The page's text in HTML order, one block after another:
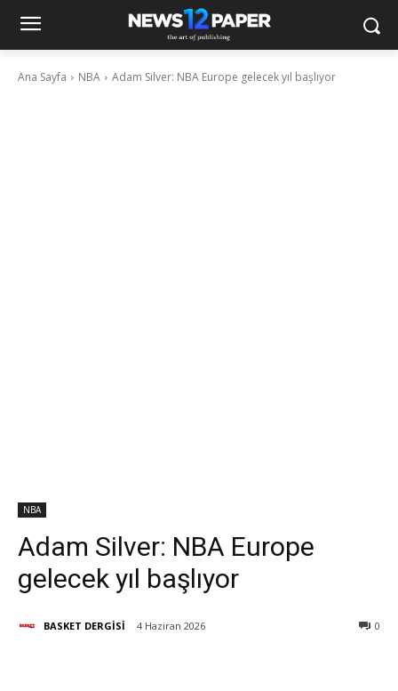
Ana Sayfa NBA Adam Silver: NBA Europe gelecek yıl başlıyor
NBA
Adam Silver: NBA Europe
gelecek yıl başlıyor
BASKET DERGİSİ 4 Haziran 2026 0